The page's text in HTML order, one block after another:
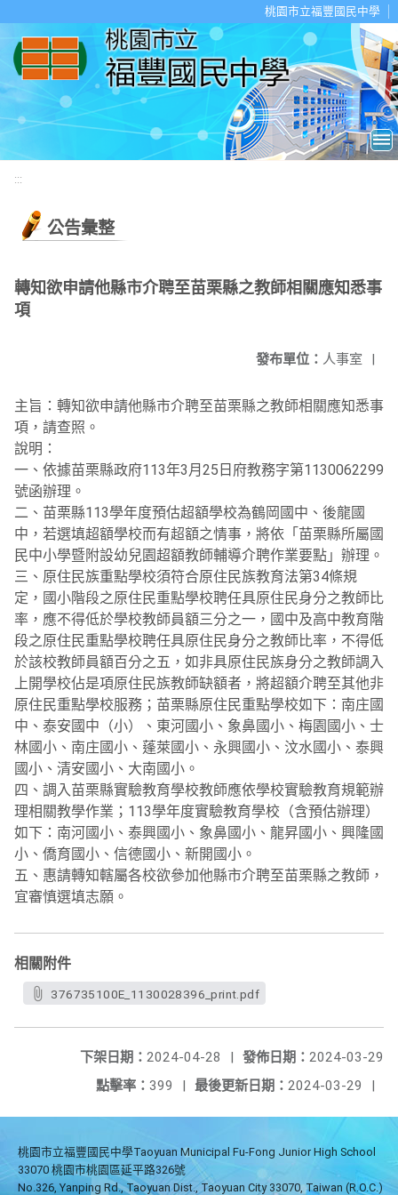
桃園市立福豐國民中學
:::
公告彙整
轉知欲申請他縣市介聘至苗栗縣之教師相關應知悉事
項
發布單位： 人事室 |
主旨：轉知欲申請他縣市介聘至苗栗縣之教師相關應知悉事
項，請查照。
說明：
一、依據苗栗縣政府113年3月25日府教務字第1130062299
號函辦理。
二、苗栗縣113學年度預估超額學校為鶴岡國中、後龍國
中，若選填超額學校而有超額之情事，將依「苗栗縣所屬國
民中小學暨附設幼兒園超額教師輔導介聘作業要點」辦理。
三、原住民族重點學校須符合原住民族教育法第34條規
定，國小階段之原住民重點學校聘任具原住民身分之教師比
率，應不得低於學校教師員額三分之一，國中及高中教育階
段之原住民重點學校聘任具原住民身分之教師比率，不得低
於該校教師員額百分之五，如非具原住民族身分之教師調入
上開學校佔是項原住民族教師缺額者，將超額介聘至其他非
原住民重點學校服務；苗栗縣原住民重點學校如下：南庄國
中、泰安國中（小）、東河國小、象鼻國小、梅園國小、士
林國小、南庄國小、蓬萊國小、永興國小、汶水國小、泰興
國小、清安國小、大南國小。
四、調入苗栗縣實驗教育學校教師應依學校實驗教育規範辦
理相關教學作業；113學年度實驗教育學校（含預估辦理）
如下：南河國小、泰興國小、象鼻國小、龍昇國小、興隆國
小、僑育國小、信德國小、新開國小。
五、惠請轉知轄屬各校欲參加他縣市介聘至苗栗縣之教師，
宜審慎選填志願。
相關附件
376735100E_1130028396_print.pdf
發佈日期： 2024-03-29
下架日期： 2024-04-28
|
最後更新日期： 2024-03-29 |
點擊率： 399 |
桃園市立福豐國民中學Taoyuan Municipal Fu-Fong Junior High School
33070 桃園市桃園區延平路326號
No.326, Yanping Rd., Taoyuan Dist., Taoyuan City 33070, Taiwan (R.O.C.)